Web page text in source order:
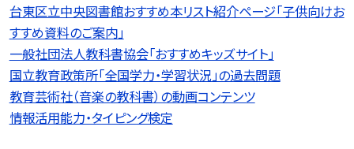
台東区立中央図書館おすすめ本リスト紹介ページ「子供向けお
すすめ資料のご案内」
一般社団法人教科書協会「おすすめキッズサイト」
国立教育政策所「全国学力・学習状況」の過去問題
教育芸術社（音楽の教科書）の動画コンテンツ
情報活用能力・タイピング検定